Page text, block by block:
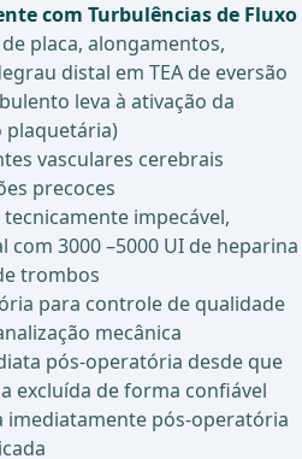
com Turbulências de Fluxo
placa, alongamentos,
distal em TEA de eversão
leva à ativação da
plaquetária)
vasculares cerebrais
precoces
impecável,
3000 –5000 UI de heparina
trombos
para controle de qualidade
mecânica
pós-operatória desde que
excluída de forma confiável
imediatamente pós-operatória